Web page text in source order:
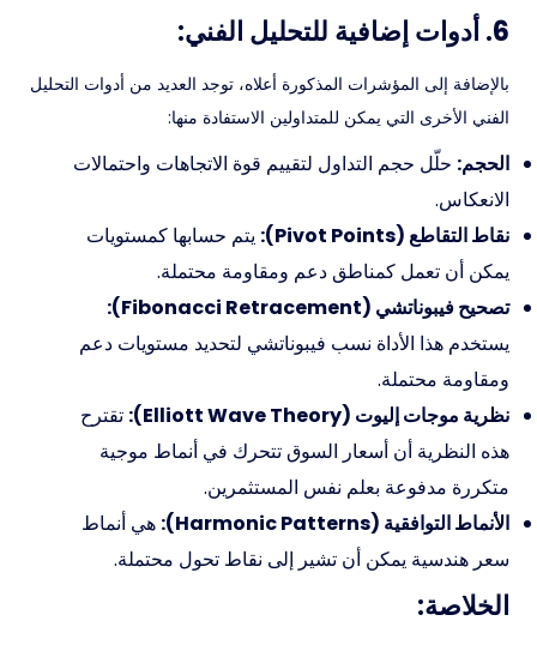
6. أدوات إضافية للتحليل الفني:
بالإضافة إلى المؤشرات المذكورة أعلاه، توجد العديد من أدوات التحليل
الفني الأخرى التي يمكن للمتداولين الاستفادة منها:
الحجم: حلّل حجم التداول لتقييم قوة الاتجاهات واحتمالات
الانعكاس.
نقاط التقاطع (Pivot Points):
يتم حسابها كمستويات
يمكن أن تعمل كمناطق دعم ومقاومة محتملة.
تصحيح فيبوناتشي (Fibonacci Retracement):
يستخدم هذا الأداة نسب فيبوناتشي لتحديد مستويات دعم
ومقاومة محتملة.
نظرية موجات إليوت (Elliott Wave Theory):
تقترح
هذه النظرية أن أسعار السوق تتحرك في أنماط موجية
متكررة مدفوعة بعلم نفس المستثمرين.
الأنماط التوافقية (Harmonic Patterns):
هي أنماط
سعر هندسية يمكن أن تشير إلى نقاط تحول محتملة.
الخلاصة: